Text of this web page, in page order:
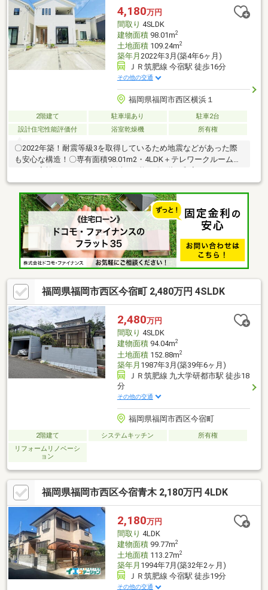
内にも柔軟に対応いたします♪住宅ローンに不安がある方や、過去
に審査が難しかった方も、無理のない進め方を一緒に考えていき
ますので、お気軽にご相談ください♪
4,180万円
間取り 4SLDK
建物面積98.01m2
土地面積109.24m2
築年月 2022年3月(築4年6ヶ月)
ＪＲ筑肥線 今宿駅 徒歩16分
その他の交通
福岡県福岡市西区横浜１
2階建て 駐車場あり
駐車2台
設計住宅性能評価付
浴室乾燥機 所有権
〇2022年築！耐震等級3を取得しているため地震などがあった際
も安心な構造！〇専有面積98.01m2・4LDK＋テレワークルームが
り小さいお子様やご年配の方とも安心して過ごすことが出来ま
す！〇駐車スペース約2台分！大きな車などを所有のお客様も安
心！〇南向き前面道路約6mありさえぎる建物もないため日当り良
好！〇約4.5帖のインナーバルコニーがあるためBBQなどお客様の
用途に応じて使用可能！〇JR筑肥線「今宿」駅徒歩約16分のため
天神・博多への通勤通学にも便利な立地！〇小学校徒歩約9分、中
学校徒歩約6分でお子様の通学も安心！
福岡県福岡市西区今宿町 2,480万円 4SLDK
2,480万円
間取り 4SLDK
建物面積94.04m2
土地面積152.88m2
築年月 1987年3月(築39年6ヶ月)
ＪＲ筑肥線 九大学研都市駅 徒歩18
分
その他の交通
福岡県福岡市西区今宿町
2階建て システムキッチン
所有権
リフォームリノベーシ
ョン
福岡県福岡市西区今宿青木 2,180万円 4LDK
2,180万円
間取り 4LDK
建物面積99.77m2
土地面積113.27m2
築年月 1994年7月(築32年2ヶ月)
ＪＲ筑肥線 今宿駅 徒歩19分
その他の交通